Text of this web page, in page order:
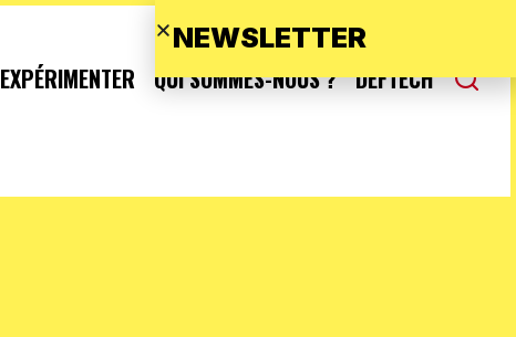
EXPÉRIMENTER QUI SOMMES-NOUS ? DEFTECH
NEWSLETTER